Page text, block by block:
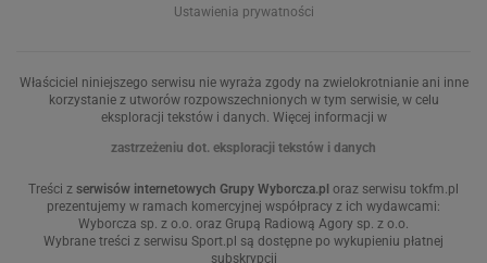
Ustawienia prywatności
Właściciel niniejszego serwisu nie wyraża zgody na zwielokrotnianie ani inne
korzystanie z utworów rozpowszechnionych w tym serwisie, w celu
eksploracji tekstów i danych. Więcej informacji w
zastrzeżeniu dot. eksploracji tekstów i danych
Treści z serwisów internetowych Grupy Wyborcza.pl oraz serwisu tokfm.pl
prezentujemy w ramach komercyjnej współpracy z ich wydawcami:
Wyborcza sp. z o.o. oraz Grupą Radiową Agory sp. z o.o.
Wybrane treści z serwisu Sport.pl są dostępne po wykupieniu płatnej
subskrypcji